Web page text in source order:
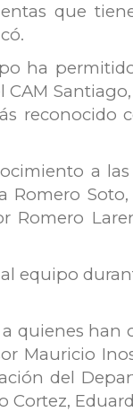
que
ha
a
Romero
han
Mauricio
del